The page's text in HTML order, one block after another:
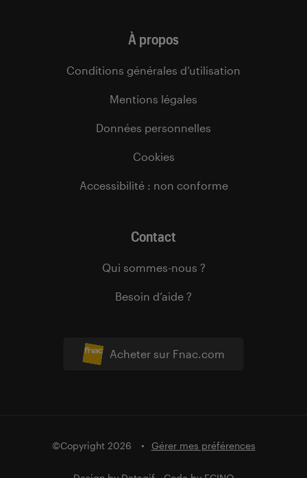
Acheter sur Fnac.com
À propos
Conditions générales d’utilisation
Mentions légales
Données personnelles
Cookies
Accessibilité : non conforme
Contact
Qui sommes-nous ?
Besoin d’aide ?
©Copyright 2026 Gérer mes préférences